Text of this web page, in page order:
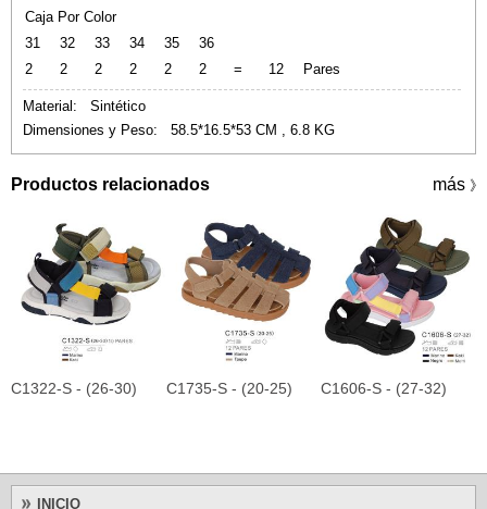
Caja Por Color
31
32 33 34 35
36
2
2 2 2 2 2 = 12 Pares
Material: Sintético
Dimensiones y Peso: 58.5*16.5*53 CM , 6.8 KG
Productos relacionados más 》
C1322-S - (26-30) C1735-S - (20-25) C1606-S - (27-32)
INICIO